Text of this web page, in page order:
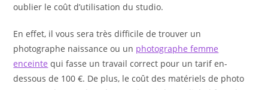
oublier le coût d’utilisation du studio.
En effet, il vous sera très difficile de trouver un
photographe naissance ou un photographe femme
enceinte qui fasse un travail correct pour un tarif en-
dessous de 100 €. De plus, le coût des matériels de photo